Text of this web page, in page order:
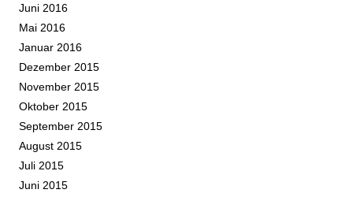
Juni 2016
Mai 2016
Januar 2016
Dezember 2015
November 2015
Oktober 2015
September 2015
August 2015
Juli 2015
Juni 2015